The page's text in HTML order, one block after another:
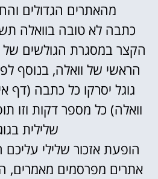
מהאתרים הגדולים
כתבה לא טובה בוואלה
הקצר במסגרת הגולשים
הראשי של וואלה, בנוסף
גוגל יסרקו כל כתבה (דף
וואלה) כל מספר דקות וזו
שלילית
הופעת אזכור שלילי
אתרים מפרסמים מאמרים,